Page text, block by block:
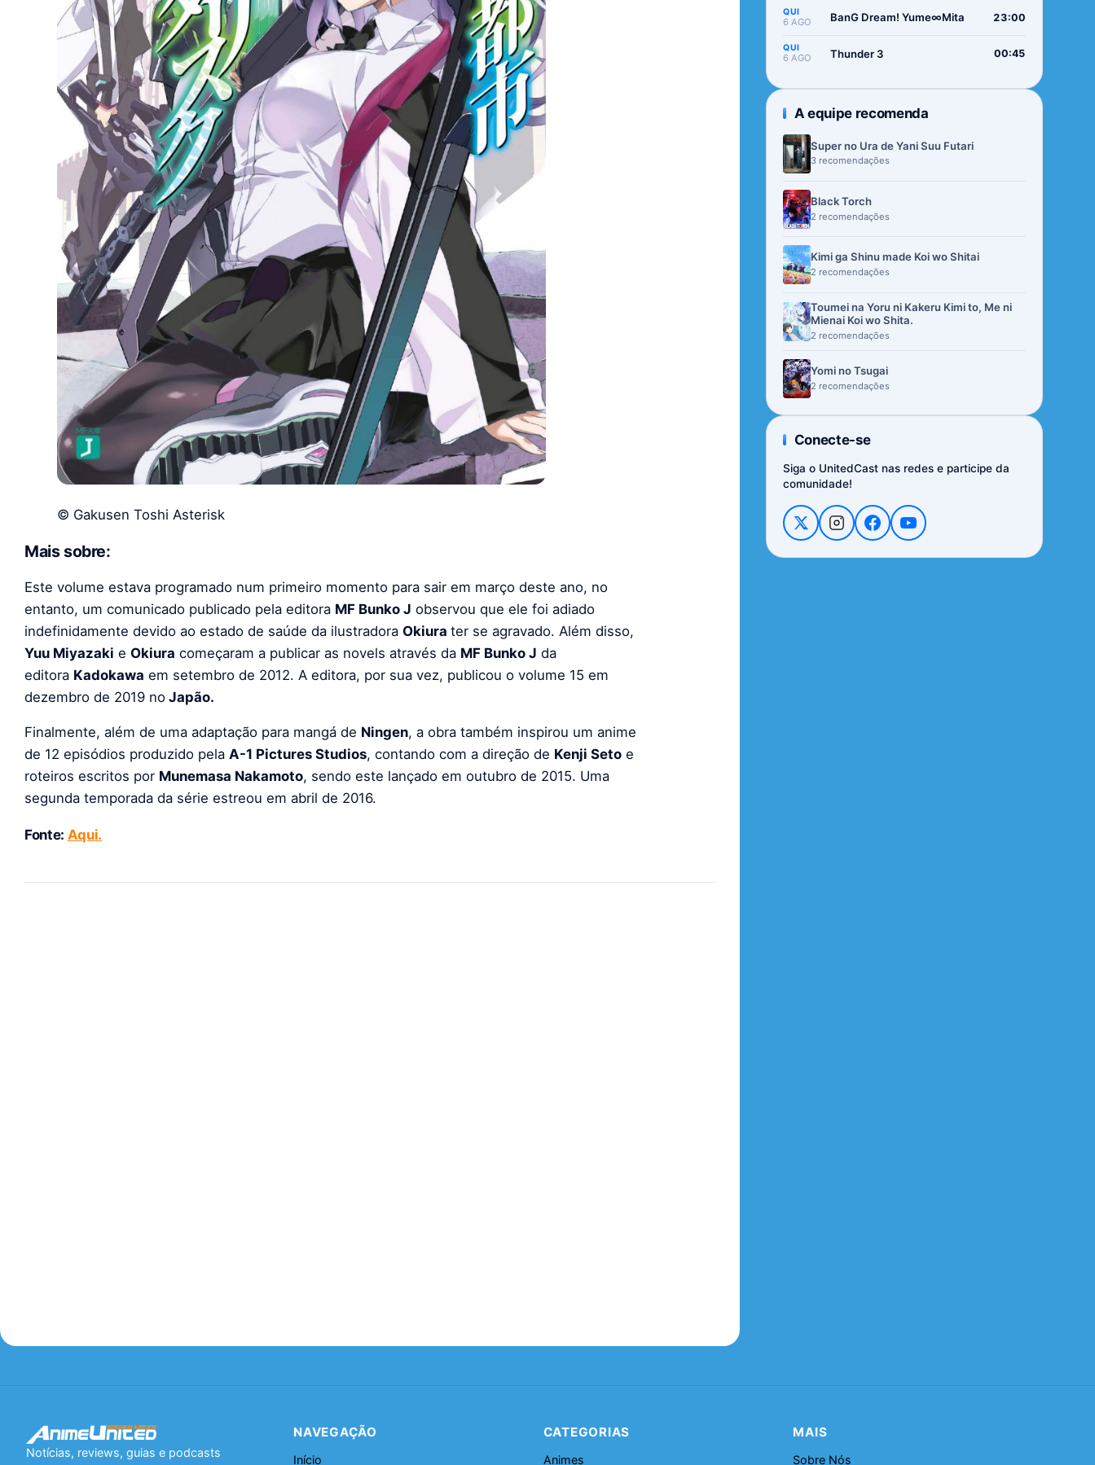
© Gakusen Toshi Asterisk
Mais sobre:
Este volume estava programado num primeiro momento para sair em março deste ano, no
entanto, um comunicado publicado pela editora MF Bunko J observou que ele foi adiado
indefinidamente devido ao estado de saúde da ilustradora Okiura ter se agravado. Além disso,
Yuu Miyazaki e Okiura começaram a publicar as novels através da MF Bunko J da
editora Kadokawa em setembro de 2012. A editora, por sua vez, publicou o volume 15 em
dezembro de 2019 no Japão.
Finalmente, além de uma adaptação para mangá de Ningen, a obra também inspirou um anime
de 12 episódios produzido pela A-1 Pictures Studios, contando com a direção de Kenji Seto e
roteiros escritos por Munemasa Nakamoto, sendo este lançado em outubro de 2015. Uma
segunda temporada da série estreou em abril de 2016.
Fonte: Aqui.
QUI
6 AGO BanG Dream! Yume∞Mita 23:00
QUI
6 AGO Thunder 3 00:45
A equipe recomenda
Super no Ura de Yani Suu Futari
3 recomendações
Black Torch
2 recomendações
Kimi ga Shinu made Koi wo Shitai
2 recomendações
Toumei na Yoru ni Kakeru Kimi to, Me ni
Mienai Koi wo Shita.
2 recomendações
Yomi no Tsugai
2 recomendações
Conecte-se
Siga o UnitedCast nas redes e participe da
comunidade!
Notícias, reviews, guias e podcasts
NAVEGAÇÃO
Início
CATEGORIAS
Animes
MAIS
Sobre Nós